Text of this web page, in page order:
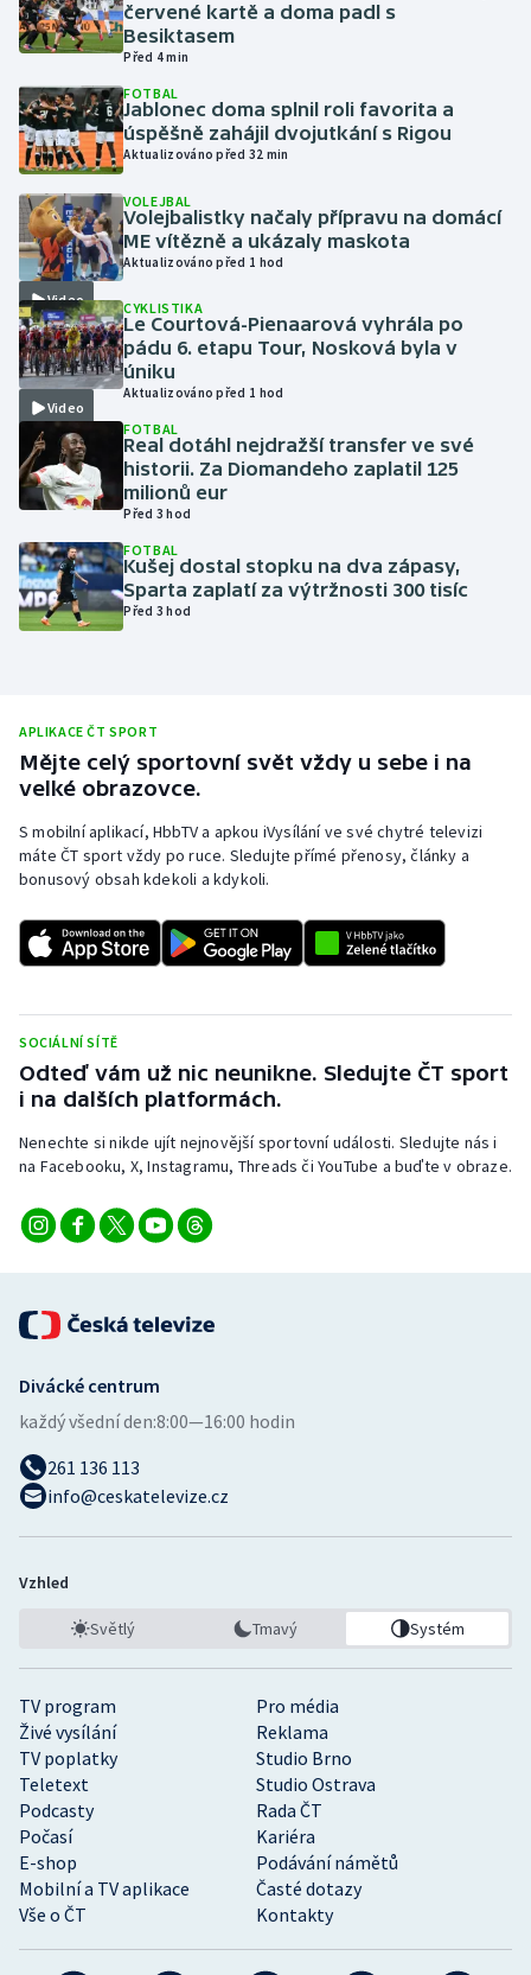
Jezdectví
Krasobruslení
Lezení
Lyže a snowboard
Moderní pětiboj
Motorsport
Olympijské hry
Parasport
Plážový volejbal
Rychlostní kanoistika
Sportovní střelba
Stolní tenis
Veslování
Vodní slalom
Volejbal
Ostatní
červené kartě a doma padl s
Besiktasem
Před 4 min
FOTBAL
Jablonec doma splnil roli favorita a
úspěšně zahájil dvojutkání s Rigou
Aktualizováno před 32 min
Video
VOLEJBAL
Volejbalistky načaly přípravu na domácí
ME vítězně a ukázaly maskota
Aktualizováno před 1 hod
Video
CYKLISTIKA
Le Courtová-Pienaarová vyhrála po
pádu 6. etapu Tour, Nosková byla v
úniku
Aktualizováno před 1 hod
FOTBAL
Real dotáhl nejdražší transfer ve své
historii. Za Diomandeho zaplatil 125
milionů eur
Před 3 hod
FOTBAL
Kušej dostal stopku na dva zápasy,
Sparta zaplatí za výtržnosti 300 tisíc
Před 3 hod
APLIKACE ČT SPORT
Mějte celý sportovní svět vždy u sebe i na
velké obrazovce.
S mobilní aplikací, HbbTV a apkou iVysílání ve své chytré televizi
máte ČT sport vždy po ruce. Sledujte přímé přenosy, články a
bonusový obsah kdekoli a kdykoli.
SOCIÁLNÍ SÍTĚ
Odteď vám už nic neunikne. Sledujte ČT sport
i na dalších platformách.
Nenechte si nikde ujít nejnovější sportovní události. Sledujte nás i
na Facebooku, X, Instagramu, Threads či YouTube a buďte v obraze.
TV program
Pro média
Živé vysílání
Reklama
TV poplatky
Studio Brno
Teletext
Studio Ostrava
Podcasty
Rada ČT
Počasí
Kariéra
E-shop
Podávání námětů
Mobilní a TV aplikace
Časté dotazy
Vše o ČT
Kontakty
Divácké centrum
každý všední den:8:00—16:00 hodin
261 136 113
info@ceskatelevize.cz
Vzhled
Světlý Tmavý Systém